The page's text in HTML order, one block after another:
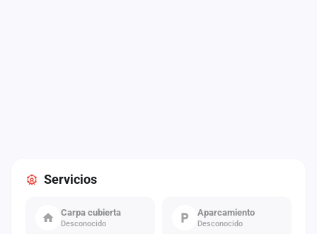
Servicios
Carpa cubierta
Desconocido
Aparcamiento
Desconocido